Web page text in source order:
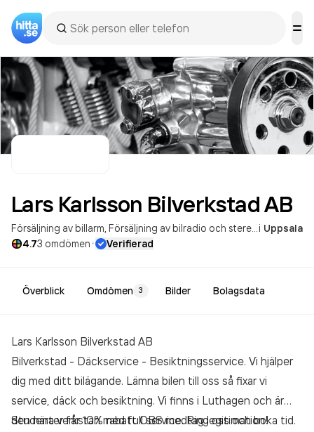
Lars Karlsson BilverkstadAB
Försäljning av billarm Försäljning av bilradio och stereo i Uppsala
4.73 omdömen· Verifierad
Överblick Omdömen 3 Bilder Bolagsdata
Lars Karlsson Bilverkstad AB
Bilverkstad - Däckservice - Besiktningsservice. Vi hjälper
dig med ditt bilägande. Lämna bilen till oss så fixar vi
service, däck och besiktning. Vi finns i Luthagen och är
den nära verkstan med full service. Ring oss och boka tid.
Studenter får 10% rabatt OBS medtag legitimation!